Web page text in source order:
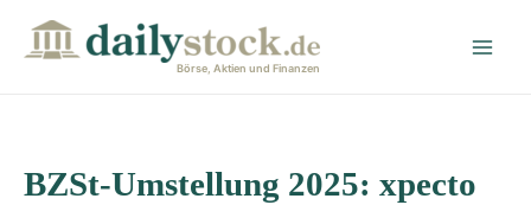
Börse, Aktien und Finanzen
BZSt-Umstellung 2025: xpecto